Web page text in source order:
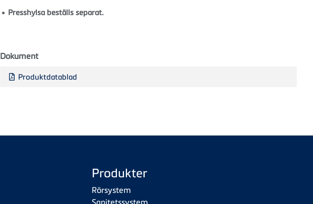
Presshylsa beställs separat.
Dokument
Produktdatablad
Produkter
Rörsystem